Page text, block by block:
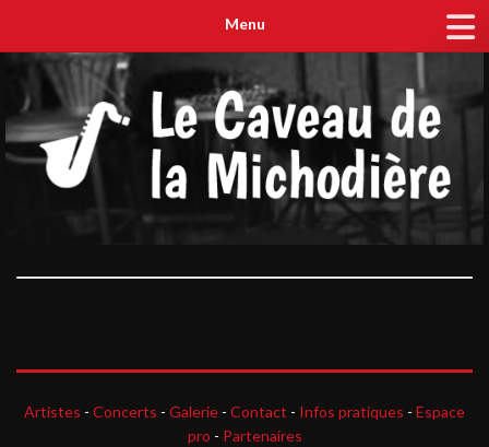
Menu
Artistes - Concerts - Galerie - Contact - Infos pratiques - Espace
pro - Partenaires